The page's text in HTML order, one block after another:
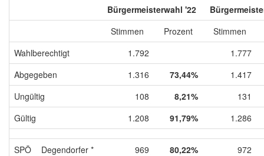
Bürgermeisterwahl '22
Stimmen
Prozent
Stimmen
Wahlberechtigt
1.792
1.777
Abgegeben
1.316 73,44%
1.417
Ungültig
108 8,21%
131
Gültig
1.208 91,79% 1.286
SPÖ Degendorfer * 969 80,22%
972